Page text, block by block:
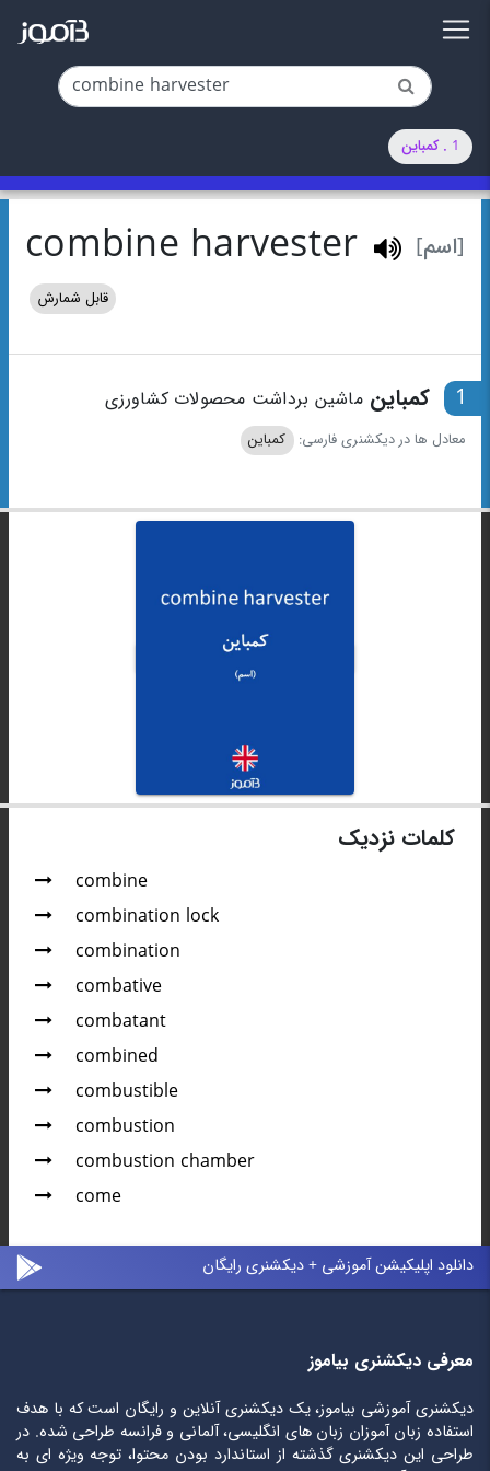
1 . کمباین
[اسم] combine harvester
قابل شمارش
1 کمباینماشین برداشت محصولات کشاورزی
معادل ها در دیکشنری فارسی: کمباین
کلمات نزدیک
combine
combination lock
combination
combative
combatant
combined
combustible
combustion
combustion chamber
come
دانلود اپلیکیشن آموزشی + دیکشنری رایگان
معرفی دیکشنری بیاموز
دیکشنری آموزشی بیاموز، یک دیکشنری آنلاین و رایگان است که با هدف
استفاده زبان آموزان زبان های انگلیسی، آلمانی و فرانسه طراحی شده. در
طراحی این دیکشنری گذشته از استاندارد بودن محتوا، توجه ویژه ای به